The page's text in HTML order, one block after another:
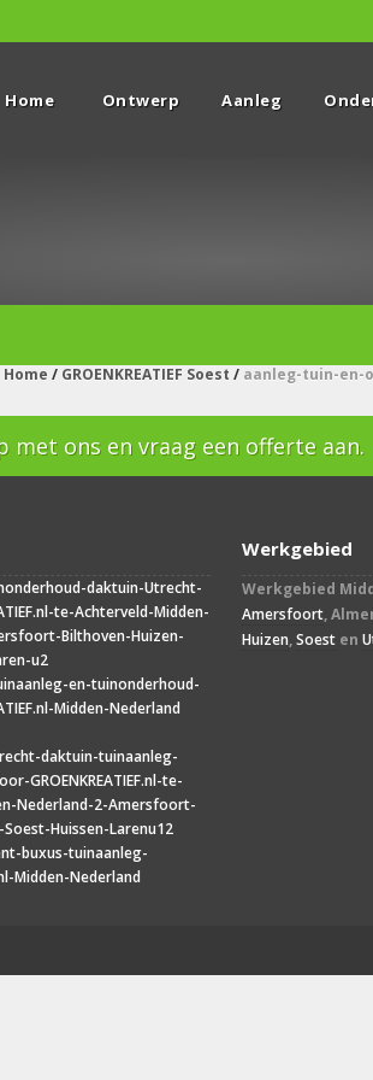
Home Ontwerp Aanleg
Home / GROENKREATIEF Soest / aanleg-tuin-
met ons en vraag een offerte aan.
Werkgebied
Werkgebied
Amersfoort,
Huizen,Soest en